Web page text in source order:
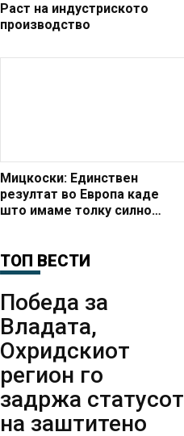
Раст на индустриското
производство
Мицкоски: Единствен
резултат во Европа каде
што имаме толку силно
ТОП ВЕСТИ
Победа за
Владата,
Охридскиот
регион го
задржа статусот
на заштитено